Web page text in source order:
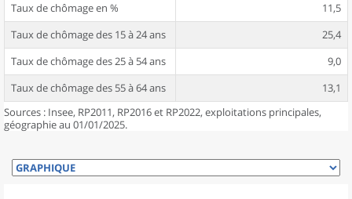
Taux de chômage en %
11,5
Taux de chômage des 15 à 24 ans
25,4
Taux de chômage des 25 à 54 ans
9,0
Taux de chômage des 55 à 64 ans
13,1
Sources : Insee, RP2011, RP2016 et RP2022, exploitations principales,
géographie au 01/01/2025.